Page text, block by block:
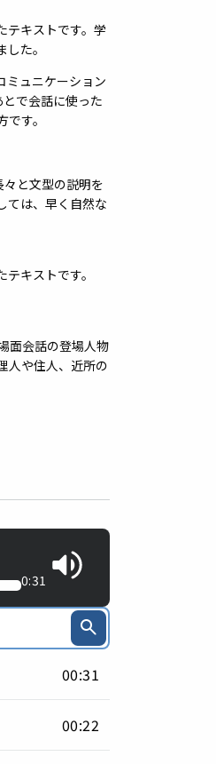
テキストです。学
た。
ミュニケーション
で会話に使った
す。
と文型の説明を
ては、早く自然な
キストです。
面会話の登場人物
人や住人、近所の
0:31
00:31
00:22